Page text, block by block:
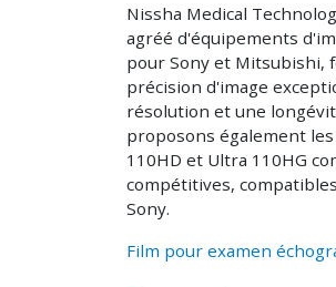
Nissha Medical
agréé d'équipements
pour Sony et Mitsubishi,
précision d'image
résolution et une
proposons également
110HD et Ultra 110HG
compétitives,
Sony.
Film pour examen